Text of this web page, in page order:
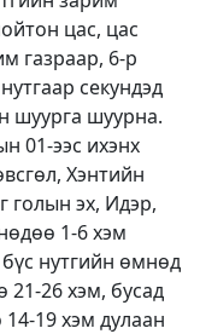
цас, цас
газраар, 6-р
секундэд
шуурга шуурна.
01-ээс ихэнх
Хэнтийн
голын эх, Идэр,
1-6 хэм
нутгийн өмнөд
21-26 хэм, бусад
19 хэм дулаан